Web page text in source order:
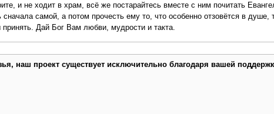
и не ходит в храм, всё же постарайтесь вместе с ним почитать
самой, а потом прочесть ему то, что особенно отзовётся в душе,
принять. Дай Бог Вам любви, мудрости и такта.
наш проект существует исключительно благодаря вашей